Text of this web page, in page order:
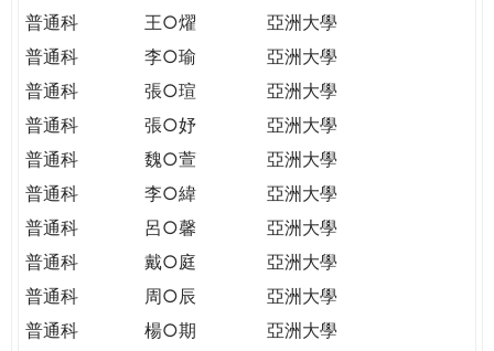
普通科
王○燿
亞洲大學
普通科
李○瑜
亞洲大學
普通科
張○瑄
亞洲大學
普通科
張○妤
亞洲大學
普通科
魏○萱
亞洲大學
普通科
李○緯
亞洲大學
普通科
呂○馨
亞洲大學
普通科
戴○庭
亞洲大學
普通科
周○辰
亞洲大學
普通科
楊○期
亞洲大學